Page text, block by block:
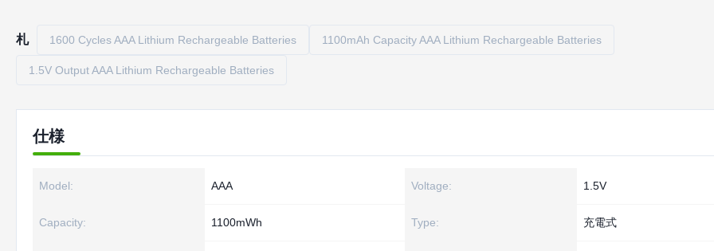
札 1600 Cycles AAA Lithium Rechargeable Batteries 1100mAh Capacity AAA Lithium Rechargeable Batteries
1.5V Output AAA Lithium Rechargeable Batteries
仕様
Model: AAA Voltage: 1.5V
Capacity: 1100mWh Type: 充電式